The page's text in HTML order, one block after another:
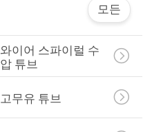
모든
와이어 스파이럴 수
압 튜브
고무유 튜브